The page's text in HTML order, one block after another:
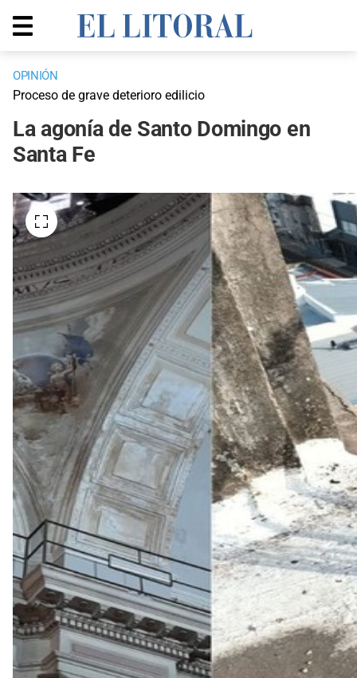
OPINIÓN
Proceso de grave deterioro edilicio
La agonía de Santo Domingo en
Santa Fe